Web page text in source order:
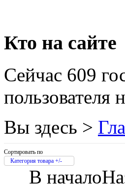
(2)
Hp(10)
Hq-tech
Htc
Htpc
Huawei
Ideazon
Кто на сайте
Сейчас 609
пользователя
Вы здесь >
Сортировать по
Категория товара +/-
В начало